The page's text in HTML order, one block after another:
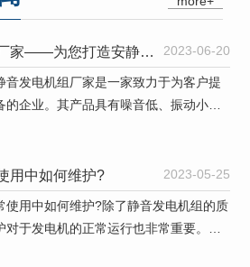
西安静音发电机组厂家——为您打造安静、可靠的发电设备 2023-06-20
音发电机组厂家是一家致力于为客户提
企业。其产品具有噪音低、振动小、
用中如何维护? 2023-05-25
使用中如何维护?除了静音发电机组的质
于发电机的正常运行也非常重要。陕